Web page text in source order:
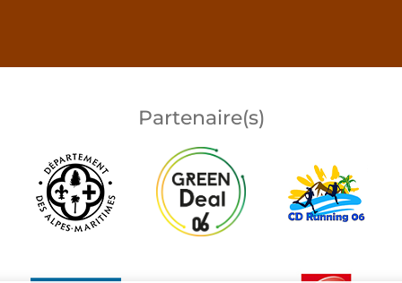
Partenaire(s)